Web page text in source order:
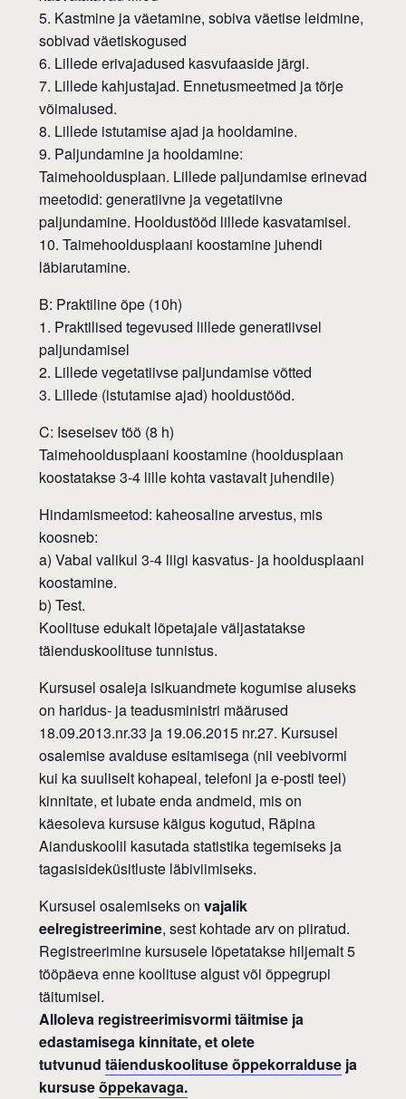
5. Kastmine ja väetamine, sobiva väetise leidmine,
sobivad väetiskogused
6. Lillede erivajadused kasvufaaside järgi.
7. Lillede kahjustajad. Ennetusmeetmed ja tõrje
võimalused.
8. Lillede istutamise ajad ja hooldamine.
9. Paljundamine ja hooldamine:
Taimehooldusplaan. Lillede paljundamise erinevad
meetodid: generatiivne ja vegetatiivne
paljundamine. Hooldustööd lillede kasvatamisel.
10. Taimehooldusplaani koostamine juhendi
läbiarutamine.
B: Praktiline õpe (10h)
1. Praktilised tegevused lillede generatiivsel
paljundamisel
2. Lillede vegetatiivse paljundamise võtted
3. Lillede (istutamise ajad) hooldustööd.
C: Iseseisev töö (8 h)
Taimehooldusplaani koostamine (hooldusplaan
koostatakse 3-4 lille kohta vastavalt juhendile)
Hindamismeetod: kaheosaline arvestus, mis
koosneb:
a) Vabal valikul 3-4 liigi kasvatus- ja hooldusplaani
koostamine.
b) Test.
Koolituse edukalt lõpetajale väljastatakse
täienduskoolituse tunnistus.
Kursusel osaleja isikuandmete kogumise aluseks
on haridus- ja teadusministri määrused
18.09.2013.nr.33 ja 19.06.2015 nr.27. Kursusel
osalemise avalduse esitamisega (nii veebivormi
kui ka suuliselt kohapeal, telefoni ja e-posti teel)
kinnitate, et lubate enda andmeid, mis on
käesoleva kursuse käigus kogutud, Räpina
Aianduskoolil kasutada statistika tegemiseks ja
tagasisideküsitluste läbiviimiseks.
Kursusel osalemiseks on vajalik
eelregistreerimine, sest kohtade arv on piiratud.
Registreerimine kursusele lõpetatakse hiljemalt 5
tööpäeva enne koolituse algust või õppegrupi
täitumisel.
Alloleva registreerimisvormi täitmise ja
edastamisega kinnitate, et olete
tutvunud täienduskoolituse õppekorralduseja
kursuseõppekavaga.